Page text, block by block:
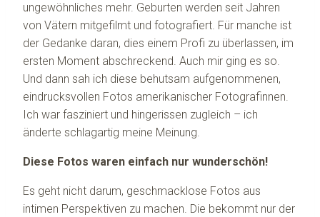
ungewöhnliches mehr. Geburten werden seit Jahren
von Vätern mitgefilmt und fotografiert. Für manche ist
der Gedanke daran, dies einem Profi zu überlassen, im
ersten Moment abschreckend. Auch mir ging es so.
Und dann sah ich diese behutsam aufgenommenen,
eindrucksvollen Fotos amerikanischer Fotografinnen.
Ich war fasziniert und hingerissen zugleich – ich
änderte schlagartig meine Meinung.
Diese Fotos waren einfach nur wunderschön!
Es geht nicht darum, geschmacklose Fotos aus
intimen Perspektiven zu machen. Die bekommt nur der